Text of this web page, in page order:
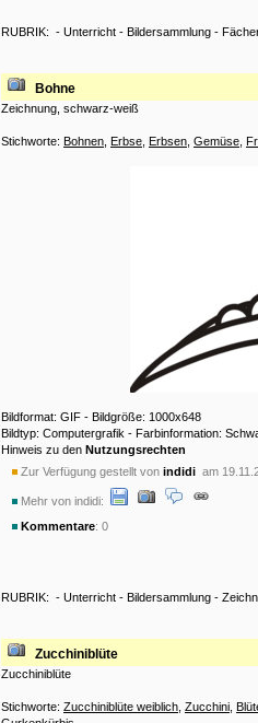
RUBRIK: - Unterricht - Bildersammlung -
Bohne
Zeichnung, schwarz-weiß
Stichworte: Bohnen Erbse Erbsen Gemüse
Bildformat: GIF - Bildgröße: 1000x648
Bildtyp: Computergrafik - Farbinformation:
Hinweis zu den Nutzungsrechten
Zur Verfügung gestellt von indidi am
Mehr von indidi:
Kommentare: 0
RUBRIK: - Unterricht - Bildersammlung -
Zucchiniblüte
Zucchiniblüte
Stichworte: Zucchiniblüte weiblich Zucchini